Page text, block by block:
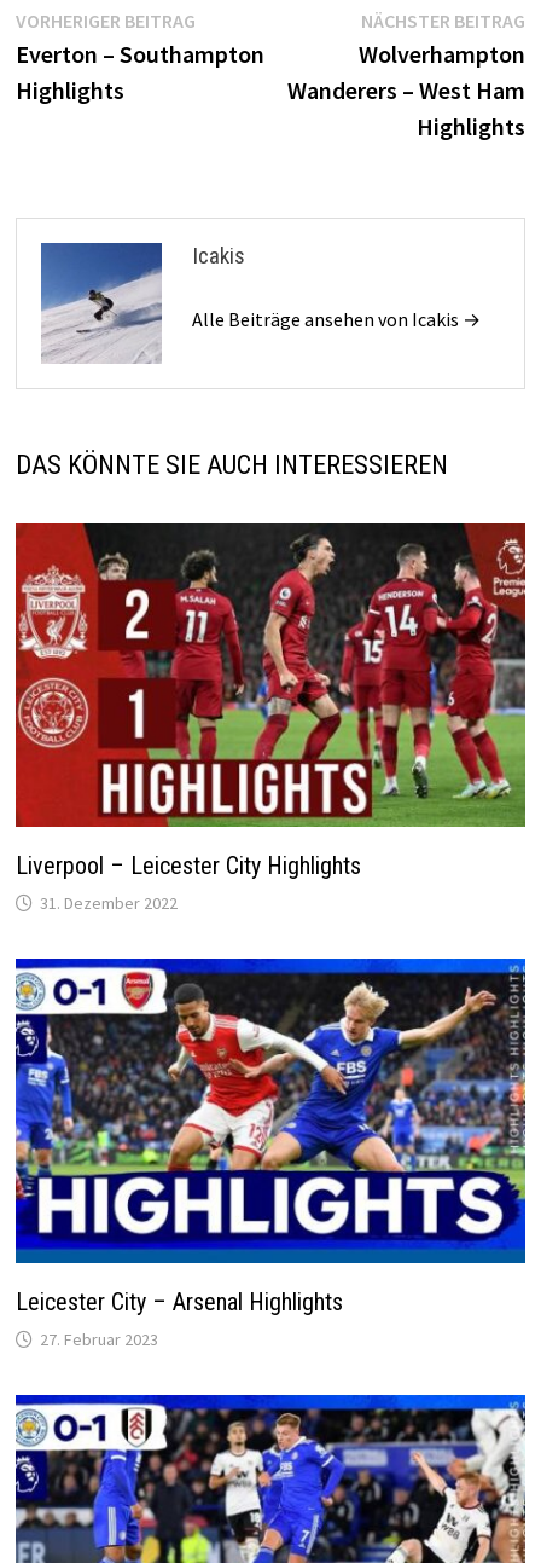
Beitragsnavigation
VORHERIGER BEITRAGVorheriger
Beitrag:
Everton – Southampton
Highlights
NÄCHSTER BEITRAG
Wolverhampton
Wanderers – West Ham
Highlights
Icakis
Alle Beiträge ansehen von Icakis →
DAS KÖNNTE SIE AUCH INTERESSIEREN
Liverpool – Leicester City Highlights
31. Dezember 2022
Leicester City – Arsenal Highlights
27. Februar 2023